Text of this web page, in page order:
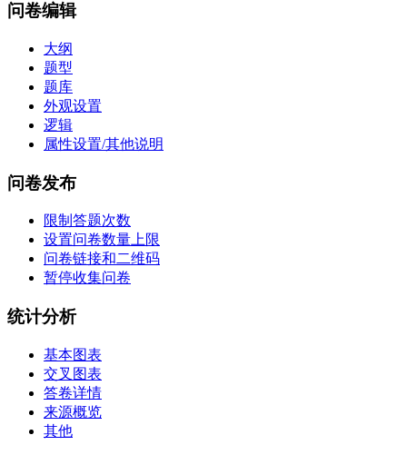
问卷编辑
大纲
题型
题库
外观设置
逻辑
属性设置/其他说明
问卷发布
限制答题次数
设置问卷数量上限
问卷链接和二维码
暂停收集问卷
统计分析
基本图表
交叉图表
答卷详情
来源概览
其他